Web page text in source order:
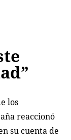
los
reaccionó
su cuenta de